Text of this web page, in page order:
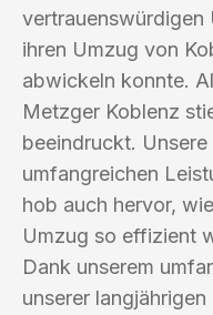
vertrauenswürdigen
ihren Umzug von
abwickeln konnte.
Metzger Koblenz
beeindruckt.
umfangreichen
hob auch hervor,
Umzug so effizient
Dank unserem
unserer